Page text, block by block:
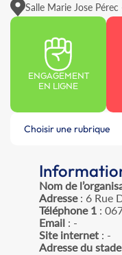
Salle Marie Jose
ENGAGEMENT
EN LIGNE
Choisir une rubrique
Nom de
Adresse: 6 Rue
Téléphone 1:
Email: -
Site internet: -
Adresse du stade